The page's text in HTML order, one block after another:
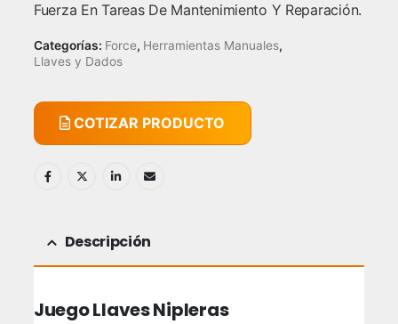
Fuerza En Tareas De Mantenimiento Y Reparación.
Categorías: Force, Herramientas Manuales,
Llaves y Dados
COTIZAR PRODUCTO
Descripción
Juego Llaves Nipleras